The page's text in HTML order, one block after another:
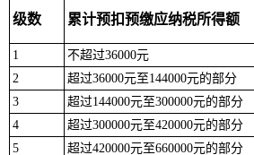
级数 累计预扣预缴应纳税所得额
1 不超过36000元
2
超过36000元至144000元的部分
3
超过144000元至300000元的部分
4
超过300000元至420000元的部分
5
超过420000元至660000元的部分